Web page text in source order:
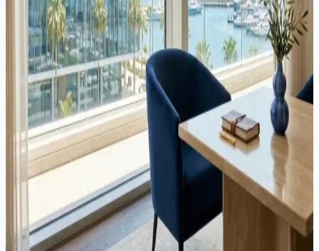
Firme de Investiții din Cipru (CIF): Cadru Legal, Licențiere și
Oportunități de Afaceri
Introducere Cipru a devenit o jurisdicție preferată pentru înființarea
firmelor de investiții în cadrul Uniunii Europene. Cu un cadru de
reglementare modern, pe deplin aliniat cu MiFID II, un mediu
competitiv...
Corporativ ·4 min citire
Impozitare Zero pentru Rezidenții Fiscali Greci pe Dividende
din Companii Cipriote
Antreprenorii și investitorii greci care aleg să investească printr-o